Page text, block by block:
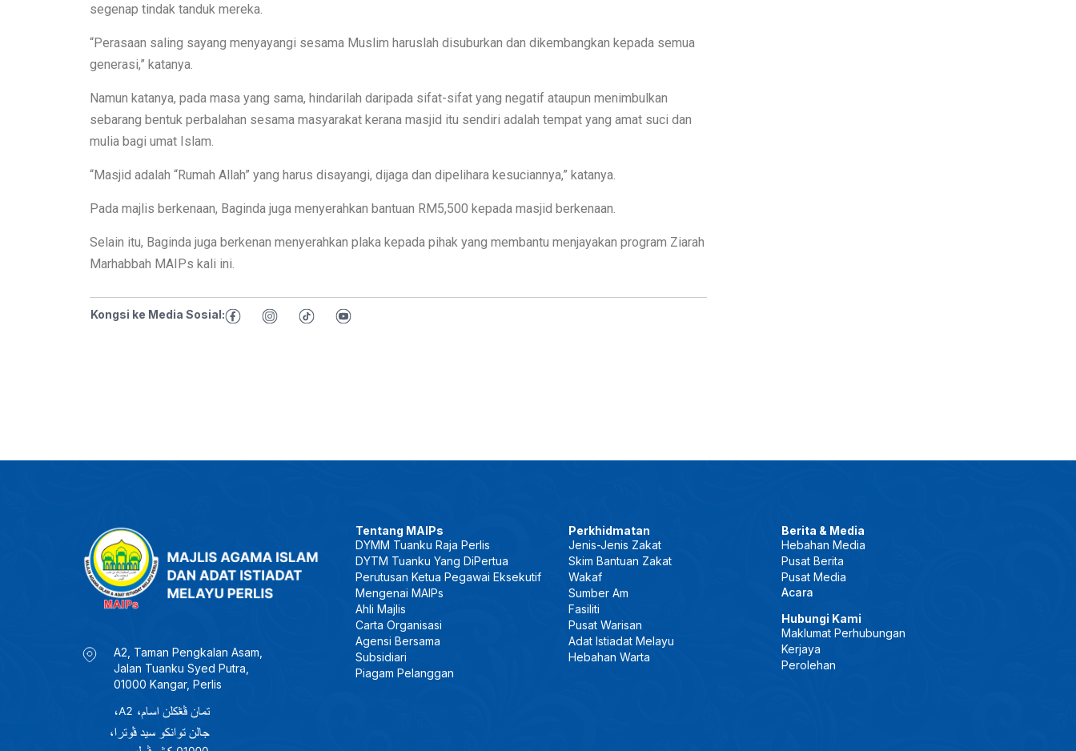
segenap tindak tanduk mereka.
“Perasaan saling sayang menyayangi sesama Muslim haruslah disuburkan dan dikembangkan kepada semua
generasi,” katanya.
Namun katanya, pada masa yang sama, hindarilah daripada sifat-sifat yang negatif ataupun menimbulkan
sebarang bentuk perbalahan sesama masyarakat kerana masjid itu sendiri adalah tempat yang amat suci dan
mulia bagi umat Islam.
“Masjid adalah “Rumah Allah” yang harus disayangi, dijaga dan dipelihara kesuciannya,” katanya.
Pada majlis berkenaan, Baginda juga menyerahkan bantuan RM5,500 kepada masjid berkenaan.
Selain itu, Baginda juga berkenan menyerahkan plaka kepada pihak yang membantu menjayakan program Ziarah
Marhabbah MAIPs kali ini.
Kongsi ke Media Sosial:
A2, Taman Pengkalan Asam,
Jalan Tuanku Syed Putra,
01000 Kangar, Perlis
Tentang MAIPs
DYMM Tuanku Raja Perlis
DYTM Tuanku Yang DiPertua
Perutusan Ketua Pegawai Eksekutif
Mengenai MAIPs
Ahli Majlis
Carta Organisasi
Agensi Bersama
Subsidiari
Piagam Pelanggan
Perkhidmatan
Jenis-Jenis Zakat
Skim Bantuan Zakat
Wakaf
Sumber Am
Fasiliti
Pusat Warisan
Adat Istiadat Melayu
Hebahan Warta
Berita & Media
Hebahan Media
Pusat Berita
Pusat Media
Acara
Hubungi Kami
Maklumat Perhubungan
Kerjaya
Perolehan